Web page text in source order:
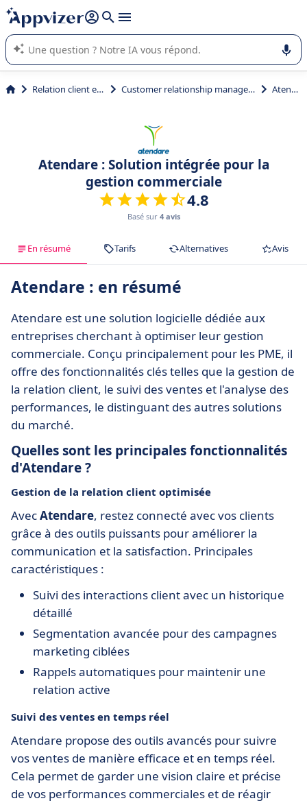
répondre (plusieurs lignes avec
L'IA de Appvizer vous guide dans l'utilisation ou la sélection de
logiciel SaaS en entreprise.
Relation client et vente Customer relationship management (CRM) Atendare
Atendare : Solution intégrée pour la
gestion commerciale
4.8
Basé sur 4 avis
En résumé Tarifs Alternatives Avis
Atendare : en résumé
Atendare est une solution logicielle dédiée aux
entreprises cherchant à optimiser leur gestion
commerciale. Conçu principalement pour les PME, il
offre des fonctionnalités clés telles que la gestion de
la relation client, le suivi des ventes et l'analyse des
performances, le distinguant des autres solutions
du marché.
Quelles sont les principales fonctionnalités
d'Atendare ?
Gestion de la relation client optimisée
AvecAtendare, restez connecté avec vos clients
grâce à des outils puissants pour améliorer la
communication et la satisfaction. Principales
caractéristiques :
Suivi des interactions client avec un historique
détaillé
Segmentation avancée pour des campagnes
marketing ciblées
Rappels automatiques pour maintenir une
relation active
Suivi des ventes en temps réel
Atendare propose des outils avancés pour suivre
vos ventes de manière efficace et en temps réel.
Cela permet de garder une vision claire et précise
de vos performances commerciales et de réagir